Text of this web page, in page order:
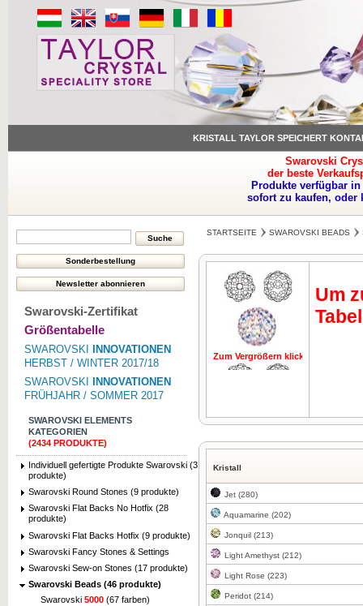
KRISTALL TAYLOR SPEICHERT
Swarovski
der beste
Produkte verfügbar
sofort zu kaufen, oder
Swarovski-Zertifikat
Größentabelle
SWAROVSKI
INNOVATIONEN
HERBST / WINTER 2017/18
SWAROVSKI
INNOVATIONEN
FRÜHJAHR / SOMMER 2017
SWAROVSKI ELEMENTS
KATEGORIEN
(2434 PRODUKTE)
Individuell gefertigte Produkte Swarovski (3
produkte)
Swarovski Round Stones (9 produkte)
Swarovski Flat Backs No Hotfix (28
produkte)
Swarovski Flat Backs Hotfix (9 produkte)
Swarovski Fancy Stones & Settings
Swarovski Sew-on Stones (17 produkte)
Swarovski Beads (46 produkte)
Swarovski 5000 (67 farben)
STARTSEITE SWAROVSKI BEADS
Zum Vergrößern klicken
Zum Vergrößern klickenZum
Um
Kristall
Jet (280)
Aquamarine (202)
Jonquil (213)
Light Amethyst (212)
Light Rose (223)
Peridot (214)